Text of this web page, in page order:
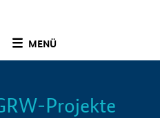
MENÜ
Info
Projekte